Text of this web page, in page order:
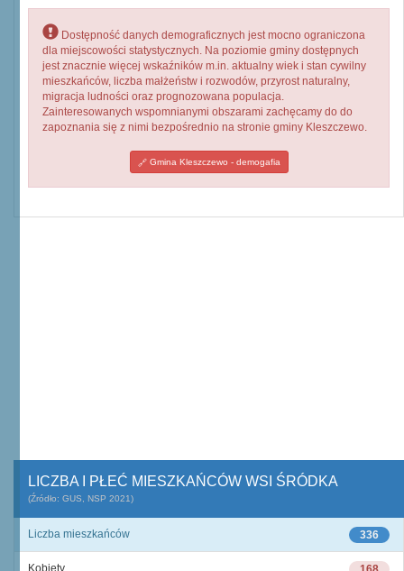
Dostępność danych demograficznych jest mocno ograniczona
dla miejscowości statystycznych. Na poziomie gminy dostępnych
jest znacznie więcej wskaźników m.in. aktualny wiek i stan cywilny
mieszkańców, liczba małżeństw i rozwodów, przyrost naturalny,
migracja ludności oraz prognozowana populacja.
Zainteresowanych wspomnianymi obszarami zachęcamy do do
zapoznania się z nimi bezpośrednio na stronie gminy Kleszczewo.
Gmina Kleszczewo - demogafia
LICZBA I PŁEĆ MIESZKAŃCÓW WSI ŚRÓDKA
(Źródło: GUS, NSP 2021)
336
Liczba mieszkańców
Kobiety